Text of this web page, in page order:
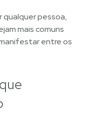
pessoa,
mais comuns
entre os